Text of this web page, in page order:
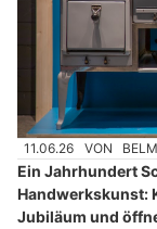
11.06.26 VON
Ein Jahrhundert
Handwerkskunst:
Jubiläum und